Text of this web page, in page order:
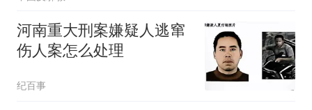
河南重大刑案嫌疑人逃窜
伤人案怎么处理
纪百事